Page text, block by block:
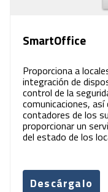
SmartOffice
Proporciona a
integración de
control de la
comunicaciones,
contadores de los
proporcionar un
del estado de los
Descárgalo